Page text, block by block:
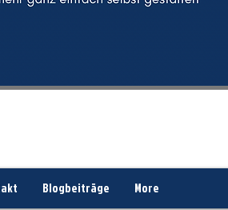
Blogbeiträge More